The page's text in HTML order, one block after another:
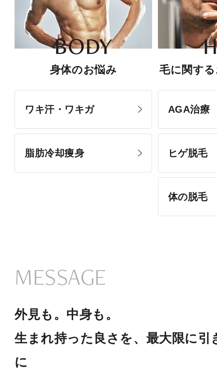
BODY
身体のお悩み
ワキ汗・ワキガ
脂肪冷却痩身
毛に関す
AGA治療
ヒゲ脱毛
体の脱毛
MESSAGE
外見も。中身も。
生まれ持った良さを、最大限に引
に